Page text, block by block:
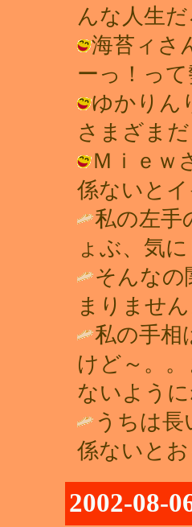
んな人生
海苔ィさ
ーっ！っ
ゆかりん
さまざま
Ｍｉｅｗ
係ないとイ
私の左
ょぶ、気
そんなの
まりませ
私の手相
けど～。
ないよう
うちは
係ないと
2002-08-